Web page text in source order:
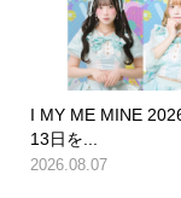
I MY ME MINE
13日を...
2026.08.07